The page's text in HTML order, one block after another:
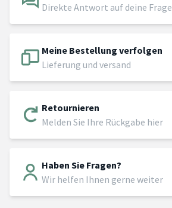
Direkte Antwort auf deine Frage
Meine Bestellung verfolgen
Lieferung und versand
Retournieren
Melden Sie Ihre Rückgabe hier
Haben Sie Fragen?
Wir helfen Ihnen gerne weiter